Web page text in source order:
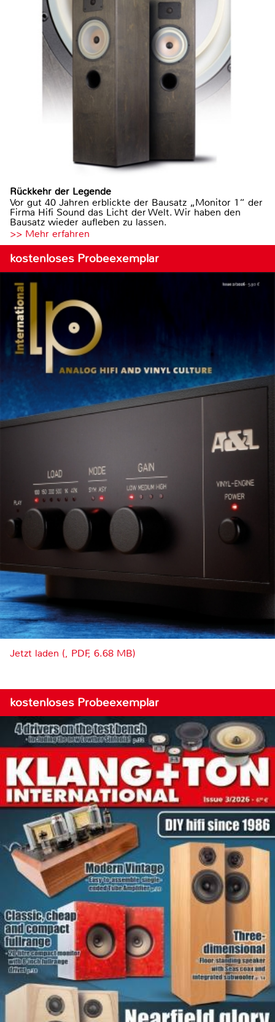
Rückkehr der Legende
Vor gut 40 Jahren erblickte der Bausatz „Monitor 1“ der
Firma Hifi Sound das Licht der Welt. Wir haben den
Bausatz wieder aufleben zu lassen.
>> Mehr erfahren
kostenloses Probeexemplar
Jetzt laden (, PDF, 6.68 MB)
kostenloses Probeexemplar